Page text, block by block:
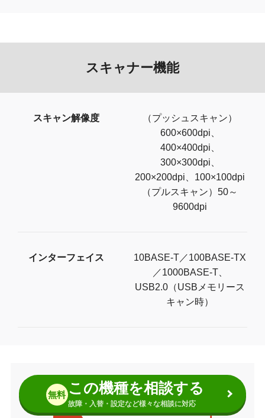
スキャナー機能
スキャン解像度
（プッシュスキャン）
600×600dpi、
400×400dpi、
300×300dpi、
200×200dpi、100×100dpi
（プルスキャン）50～
9600dpi
インターフェイス
10BASE-T／100BASE-TX
／1000BASE-T、
USB2.0（USBメモリース
キャン時）
無料 この機種を相談する
故障・入替・設定など様々な相談に対応